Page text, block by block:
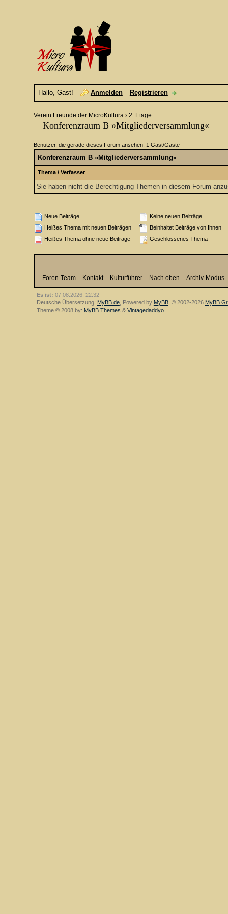
Hallo, Gast! Anmelden Registrieren
Verein Freunde der MicroKultura› 2. Etage
Konferenzraum B »Mitgliederversammlung«
Benutzer, die gerade dieses Forum ansehen: 1 Gast/Gäste
Konferenzraum B »Mitgliederversammlung«
Thema / Verfasser
Sie haben nicht die Berechtigung Themen in diesem Forum
Neue Beiträge
Heißes Thema mit neuen Beiträgen
Heißes Thema ohne neue Beiträge
Keine neuen Beiträge
Beinhaltet Beiträge von Ihnen
Geschlossenes Thema
Foren-Team Kontakt Kulturführer Nach oben Archiv-Modus
Es ist: 07.08.2026, 22:32
Deutsche Übersetzung: MyBB.de, Powered by MyBB, © 2002-2026 MyBB
Theme © 2008 by: MyBB Themes & Vintagedaddyo